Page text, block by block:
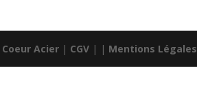
Coeur Acier | CGV | | Mentions Légales